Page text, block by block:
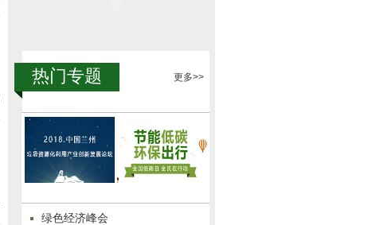
热门专题 更多>>
绿色经济峰会